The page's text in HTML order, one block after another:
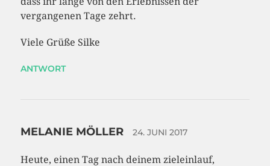
vergangenen Tage zehrt.
Viele Grüße Silke
ANTWORT
MELANIE MÖLLER 24. JUNI 2017
Heute, einen Tag nach deinem zieleinlauf,